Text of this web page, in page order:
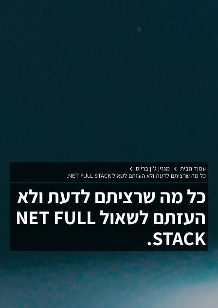
עמוד הבית
מגזין ג'ון ברייס
כל מה שרציתם לדעת ולא העזתם לשאול NET FULL STACK.
כל מה שרציתם לדעת ולא
העזתם לשאול NET FULL
STACK.